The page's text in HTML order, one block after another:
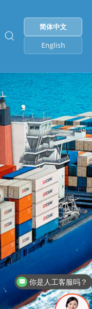
简体中文
English
你是人工客服吗？